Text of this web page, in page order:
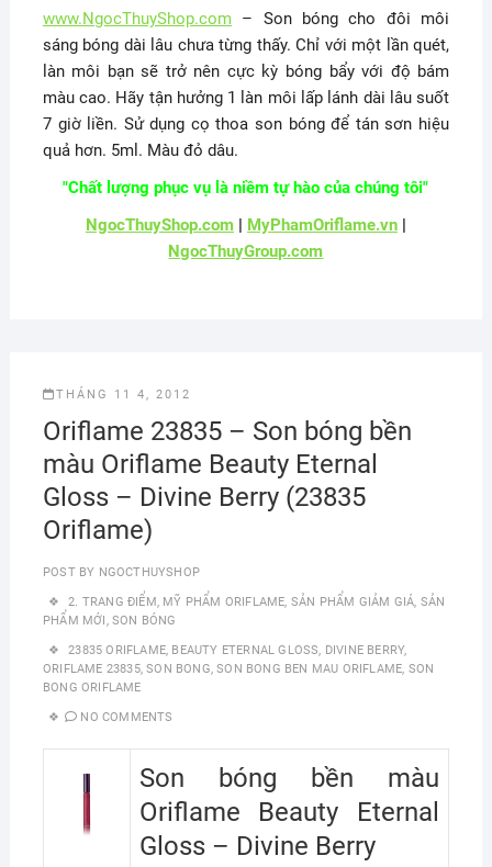
www.NgocThuyShop.com– Son bóng cho đôi môi
sáng bóng dài lâu chưa từng thấy. Chỉ với một lần quét,
làn môi bạn sẽ trở nên cực kỳ bóng bẩy với độ bám
màu cao. Hãy tận hưởng 1 làn môi lấp lánh dài lâu suốt
7 giờ liền. Sử dụng cọ thoa son bóng để tán sơn hiệu
quả hơn. 5ml. Màu đỏ dâu.
"Chất lượng phục vụ là niềm tự hào của chúng tôi"
NgocThuyShop.com| MyPhamOriflame.vn|
NgocThuyGroup.com
THÁNG 11 4, 2012
Oriflame 23835 – Son bóng bền
màu Oriflame Beauty Eternal
Gloss – Divine Berry (23835
Oriflame)
POST BY NGOCTHUYSHOP
2. TRANG ĐIỂM, MỸ PHẨM ORIFLAME, SẢN PHẨM GIẢM GIÁ, SẢN
PHẨM MỚI, SON BÓNG
23835 ORIFLAME, BEAUTY ETERNAL GLOSS, DIVINE BERRY,
ORIFLAME 23835,SON BONG,SON BONG BEN MAU ORIFLAME, SON
BONG ORIFLAME
NO COMMENTS
Son bóng bền màu
Oriflame Beauty Eternal
Gloss – Divine Berry